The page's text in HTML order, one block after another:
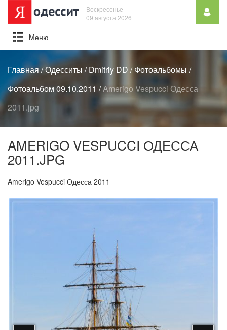
Воскресенье
09 августа 2026
Mеню
Главная/Одесситы /Dmitriy DD /Фотоальбомы /
Фотоальбом 09.10.2011 /Amerigo Vespucci Одесса
2011.jpg
AMERIGO VESPUCCI ОДЕССА
2011.JPG
Amerigo Vespucci Одесса 2011